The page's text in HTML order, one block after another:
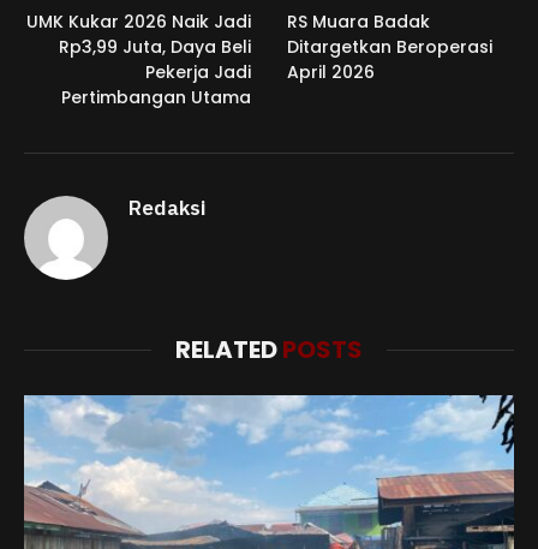
UMK Kukar 2026 Naik Jadi
Rp3,99 Juta, Daya Beli
Pekerja Jadi
Pertimbangan Utama
RS Muara Badak
Ditargetkan Beroperasi
April 2026
Redaksi
RELATEDPOSTS